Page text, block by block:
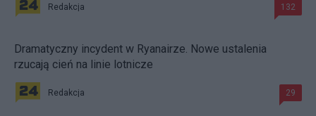
Redakcja 132
Dramatyczny incydent w Ryanairze. Nowe ustalenia
rzucają cień na linie lotnicze
Redakcja 29